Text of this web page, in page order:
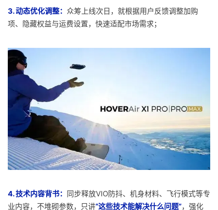
3. 动态优化调整： 众筹上线次日，就根据用户反馈调整加购
项、隐藏权益与运费设置，快速适配市场需求；
4. 技术内容背书： 同步释放VIO防抖、机身材料、飞行模式等专
业内容，不堆砌参数，只讲“这些技术能解决什么问题”，强化